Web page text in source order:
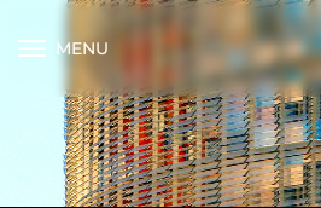
MENU